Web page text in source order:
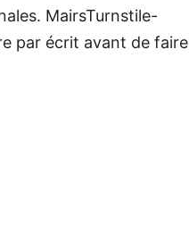
MairsTurnstile-
par écrit avant de faire